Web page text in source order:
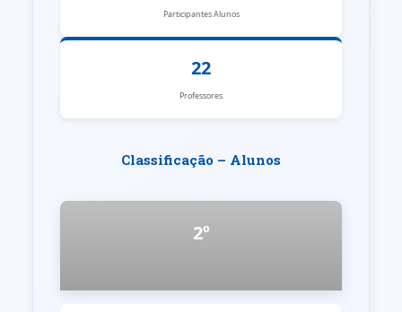
Participantes Alunos
22
Professores
Classificação – Alunos
2º